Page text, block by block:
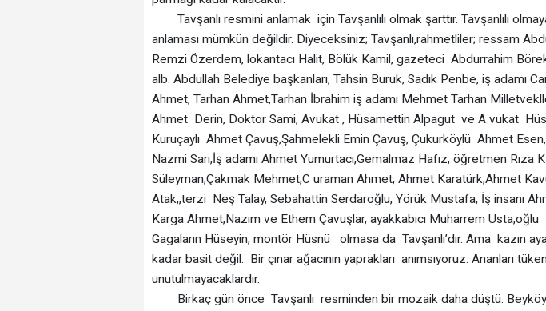
Tavşanlı resmini anlamak için Tavşanlılı olmak şarttır. Tavşanlılı
anlaması mümkün değildir. Diyeceksiniz; Tavşanlı,rahmetliler; ressam
Remzi Özerdem, lokantacı Halit, Bölük Kamil, gazeteci Abdurrahim
alb. Abdullah Belediye başkanları, Tahsin Buruk, Sadık Penbe, iş adamı
Ahmet, Tarhan Ahmet,Tarhan İbrahim iş adamı Mehmet Tarhan
Ahmet Derin, Doktor Sami, Avukat , Hüsamettin Alpagut ve A vukat
Kuruçaylı Ahmet Çavuş,Şahmelekli Emin Çavuş, Çukurköylü Ahmet
Nazmi Sarı,İş adamı Ahmet Yumurtacı,Gemalmaz Hafız, öğretmen Rıza
Süleyman,Çakmak Mehmet,C uraman Ahmet, Ahmet Karatürk,Ahmet
Atak,,terzi Neş Talay, Sebahattin Serdaroğlu, Yörük Mustafa, İş insanı
Karga Ahmet,Nazım ve Ethem Çavuşlar, ayakkabıcı Muharrem
Gagaların Hüseyin, montör Hüsnü olmasa da Tavşanlı’dır. Ama kazın
kadar basit değil. Bir çınar ağacının yaprakları anımsıyoruz. Ananları
unutulmayacaklardır.
Birkaç gün önce Tavşanlı resminden bir mozaik daha düştü.